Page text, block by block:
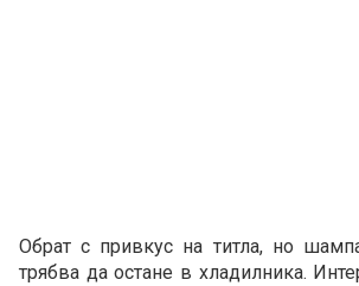
Обрат с привкус на титла, но
трябва да остане в хладилника.